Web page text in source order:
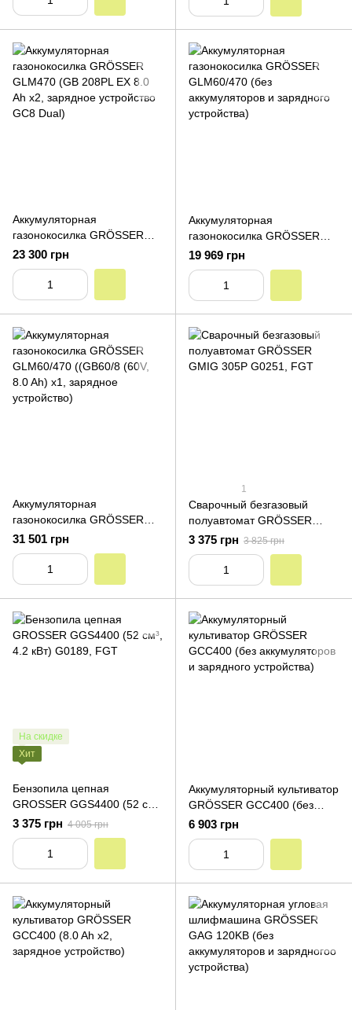
Аккумуляторная
газонокосилка GRÖSSER
GLM470 (GB 208PL EX 8.0
Ah x2, зарядное устройство
GC8 Dual)
23 300 грн
Аккумуляторная
газонокосилка GRÖSSER
GLM60/470 (без
аккумуляторов и зарядного
устройства)
19 969 грн
Аккумуляторная
газонокосилка GRÖSSER
GLM60/470 ((GB60/8 (60V,
8.0 Ah) х1, зарядное
устройство)
31 501 грн
1
Сварочный безгазовый
полуавтомат GRÖSSER
GMIG 305Р
3 375 грн 3 825 грн
На скидке
Хит
Бензопила цепная
GROSSER GGS4400 (52 см³,
4.2 кВт)
3 375 грн 4 005 грн
Аккумуляторный культиватор
GRÖSSER GCC400 (без
аккумуляторов и зарядного
устройства)
6 903 грн